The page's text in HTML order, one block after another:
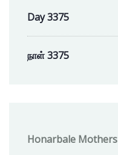
Day 3375
நாள் 3375
Honarbale Mothers